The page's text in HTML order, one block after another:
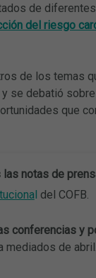
de
del riesgo
de los temas
se debatió
que
notas de
l del COFB.
conferencias y
mediados de abril.